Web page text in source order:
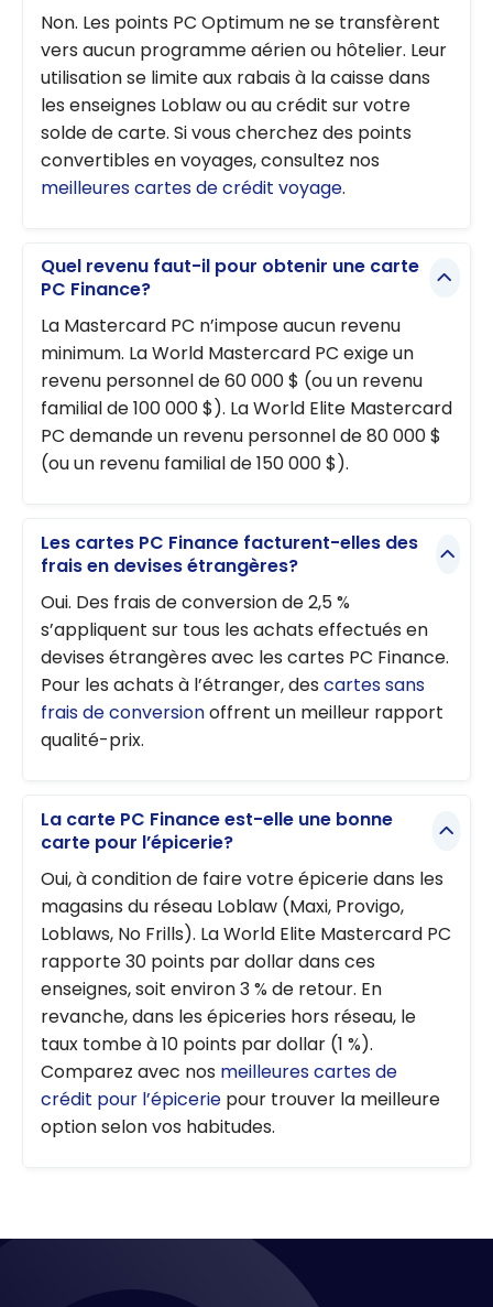
Non. Les points PC Optimum ne se transfèrent
vers aucun programme aérien ou hôtelier. Leur
utilisation se limite aux rabais à la caisse dans
les enseignes Loblaw ou au crédit sur votre
solde de carte. Si vous cherchez des points
convertibles en voyages, consultez nos
meilleures cartes de crédit voyage.
Quel revenu faut-il pour obtenir une carte
PC Finance?
La Mastercard PC n’impose aucun revenu
minimum. La World Mastercard PC exige un
revenu personnel de 60 000 $ (ou un revenu
familial de 100 000 $). La World Elite Mastercard
PC demande un revenu personnel de 80 000 $
(ou un revenu familial de 150 000 $).
Les cartes PC Finance facturent-elles des
frais en devises étrangères?
Oui. Des frais de conversion de 2,5 %
s’appliquent sur tous les achats effectués en
devises étrangères avec les cartes PC Finance.
Pour les achats à l’étranger, des cartes sans
frais de conversionoffrent un meilleur rapport
qualité-prix.
La carte PC Finance est-elle une bonne
carte pour l’épicerie?
Oui, à condition de faire votre épicerie dans les
magasins du réseau Loblaw (Maxi, Provigo,
Loblaws, No Frills). La World Elite Mastercard PC
rapporte 30 points par dollar dans ces
enseignes, soit environ 3 % de retour. En
revanche, dans les épiceries hors réseau, le
taux tombe à 10 points par dollar (1 %).
Comparez avec nos meilleures cartes de
crédit pour l’épicerie pour trouver la meilleure
option selon vos habitudes.